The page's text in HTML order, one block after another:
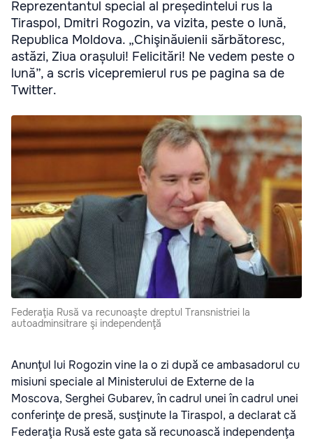
Reprezentantul special al președintelui rus la
Tiraspol, Dmitri Rogozin, va vizita, peste o lună,
Republica Moldova. „Chişinăuienii sărbătoresc,
astăzi, Ziua orașului! Felicitări! Ne vedem peste o
lună”, a scris vicepremierul rus pe pagina sa de
Twitter.
Federaţia Rusă va recunoaşte dreptul Transnistriei la
autoadminsitrare şi independenţă
Anunţul lui Rogozin vine la o zi după ce ambasadorul cu
misiuni speciale al Ministerului de Externe de la
Moscova, Serghei Gubarev, în cadrul unei în cadrul unei
conferinţe de presă, susţinute la Tiraspol, a declarat că
Federaţia Rusă este gata să recunoască independenţa